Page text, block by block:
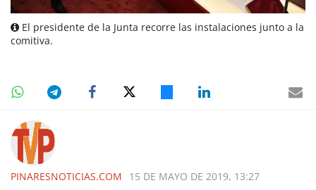
El presidente de la Junta recorre las instalaciones junto a la
comitiva.
PINARESNOTICIAS.COM 15 DE MAYO DE 2019, 13:27